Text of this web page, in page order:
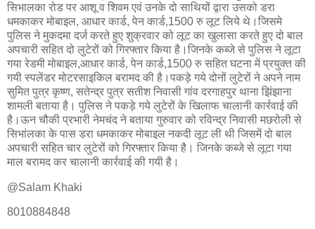
सिभालका रोड पर आशू व शिवम एवं उनके दो साथियों द्वारा उसको डरा
धमकाकर मोबाइल, आधार कार्ड, पेन कार्ड,1500 रु लूट लिये थे।जिसमे
पुलिस ने मुकदमा दर्ज करते हुए शुक्रवार को लूट का खुलासा करते हुए दो बाल
अपचारी सहित दो लुटेरों को गिरफ्तार किया है।जिनके कब्जे से पुलिस ने लूटा
गया रेडमी मोबाइल,आधार कार्ड, पेन कार्ड,1500 रु सहित घटना में प्रयुक्त की
गयी स्पलेंडर मोटरसाइकिल बरामद की है।पकड़े गये दोनों लुटेरों ने अपने नाम
सुमित पुत्र कृष्ण, सतेन्द्र पुत्र सतीश निवासी गांव दरगाहपुर थाना झिंझाना
शामली बताया है। पुलिस ने पकड़े गये लुटेरों के खिलाफ चालानी कार्रवाई की
है।ऊन चौकी प्रभारी नेमचंद ने बताया गुरुवार को रविन्द्र निवासी मछरोली से
सिभांलका के पास डरा धमकाकर मोबाइल नकदी लूट ली थी जिसमें दो बाल
अपचारी सहित चार लुटेरों को गिरफ्तार किया है। जिनके कब्जे से लूटा गया
माल बरामद कर चालानी कार्रवाई की गयी है।
@Salam Khaki
8010884848